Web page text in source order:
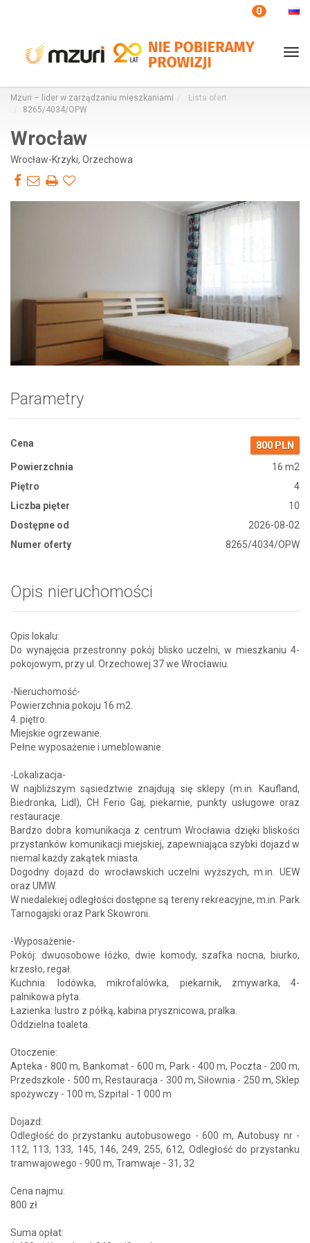
0
Mzuri – lider w zarządzaniu mieszkaniami
Lista ofert
8265/4034/OPW
Wrocław
Wrocław-Krzyki, Orzechowa
Zdjęcie 1
Parametry
Cena
800 PLN
Powierzchnia
16 m2
Piętro
4
Liczba pięter
10
Dostępne od
2026-08-02
Numer oferty
8265/4034/OPW
Opis nieruchomości
Opis lokalu:
Do wynajęcia przestronny pokój blisko uczelni, w mieszkaniu 4-
pokojowym, przy ul. Orzechowej 37 we Wrocławiu.
-Nieruchomość-
Powierzchnia pokoju 16 m2.
4. piętro.
Miejskie ogrzewanie.
Pełne wyposażenie i umeblowanie.
-Lokalizacja-
W najbliższym sąsiedztwie znajdują się sklepy (m.in. Kaufland,
Biedronka, Lidl), CH Ferio Gaj, piekarnie, punkty usługowe oraz
restauracje.
Bardzo dobra komunikacja z centrum Wrocławia dzięki bliskości
przystanków komunikacji miejskiej, zapewniająca szybki dojazd w
niemal każdy zakątek miasta.
Dogodny dojazd do wrocławskich uczelni wyższych, m.in. UEW
oraz UMW.
W niedalekiej odległości dostępne są tereny rekreacyjne, m.in. Park
Tarnogajski oraz Park Skowroni.
-Wyposażenie-
Pokój: dwuosobowe łóżko, dwie komody, szafka nocna, biurko,
krzesło, regał.
Kuchnia: lodówka, mikrofalówka, piekarnik, zmywarka, 4-
palnikowa płyta.
Łazienka: lustro z półką, kabina prysznicowa, pralka.
Oddzielna toaleta.
Otoczenie:
Apteka - 800 m, Bankomat - 600 m, Park - 400 m, Poczta - 200 m,
Przedszkole - 500 m, Restauracja - 300 m, Siłownia - 250 m, Sklep
spożywczy - 100 m, Szpital - 1 000 m
Dojazd:
Odległość do przystanku autobusowego - 600 m, Autobusy nr -
112, 113, 133, 145, 146, 249, 255, 612, Odległość do przystanku
tramwajowego - 900 m, Tramwaje - 31, 32
Cena najmu:
800 zł
Suma opłat: